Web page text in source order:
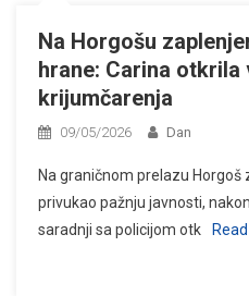
Na Horgošu
hrane: Carina otkrila
krijumčarenja
09/05/2026 Dan
Na graničnom prelazu Horgoš
privukao pažnju javnosti,
saradnji sa policijom otk